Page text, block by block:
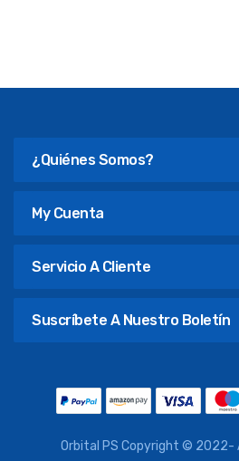
¿Quiénes Somos?
My Cuenta
Servicio A Cliente
Suscríbete A Nuestro Boletín
Orbital PS Copyright © 2022-